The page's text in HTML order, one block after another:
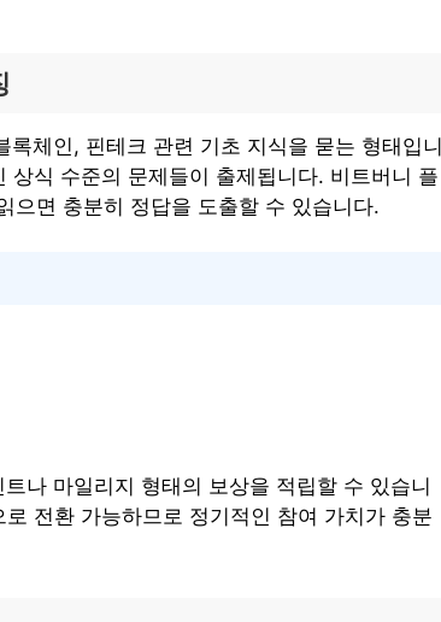
체인, 핀테크 관련 기초 지식을 묻는 형태입니
식 수준의 문제들이 출제됩니다. 비트버니 플
으면 충분히 정답을 도출할 수 있습니다.
나 마일리지 형태의 보상을 적립할 수 있습니
전환 가능하므로 정기적인 참여 가치가 충분